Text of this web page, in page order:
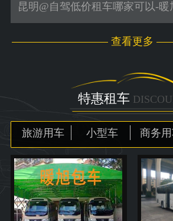
查看更多
特惠租车
旅游用车 小型车 商务